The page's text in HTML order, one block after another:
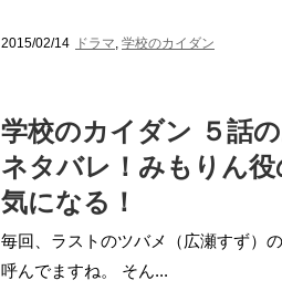
2015/02/14 ドラマ, 学校のカイダン
学校のカイダン ５話
ネタバレ！みもりん
気になる！
毎回、ラストのツバメ（広瀬すず）
呼んでますね。 そん...